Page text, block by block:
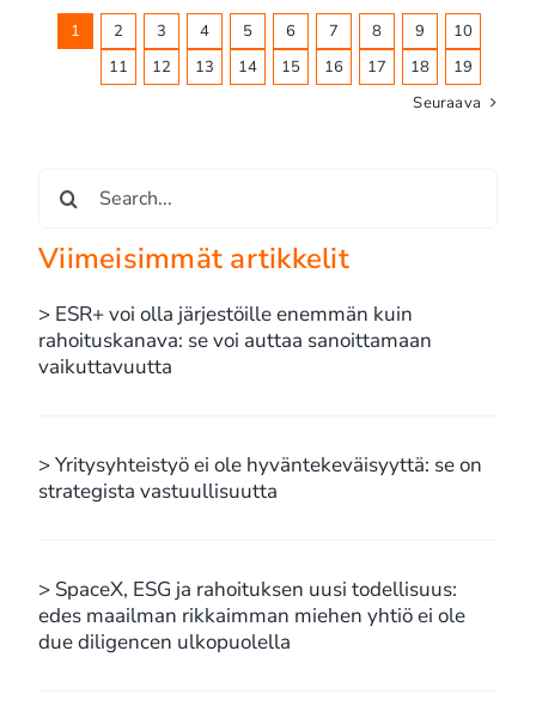
1 2 3 4 5 6 7 8 9
10
11
12 13 14 15 16 17 18
19
Seuraava
Etsi
Viimeisimmät artikkelit
> ESR+ voi olla järjestöille enemmän kuin
rahoituskanava: se voi auttaa sanoittamaan
vaikuttavuutta
> Yritysyhteistyö ei ole hyväntekeväisyyttä: se on
strategista vastuullisuutta
> SpaceX, ESG ja rahoituksen uusi todellisuus:
edes maailman rikkaimman miehen yhtiö ei ole
due diligencen ulkopuolella